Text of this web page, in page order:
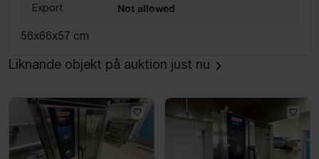
Export Not allowed
56x66x57 cm
Liknande objekt på auktion just nu